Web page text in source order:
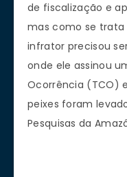
de fiscalização e
mas como se
infrator precisou
onde ele assinou
Ocorrência (TCO)
peixes foram
Pesquisas da